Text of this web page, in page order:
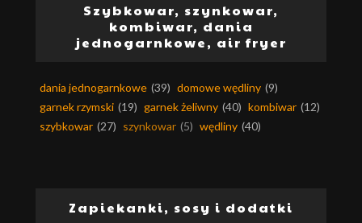
Szybkowar, szynkowar,
kombiwar, dania
jednogarnkowe, air fryer
dania jednogarnkowe (39) domowe wędliny (9)
garnek rzymski (19) garnek żeliwny (40) kombiwar (12)
szybkowar (27) szynkowar (5) wędliny (40)
Zapiekanki, sosy i dodatki